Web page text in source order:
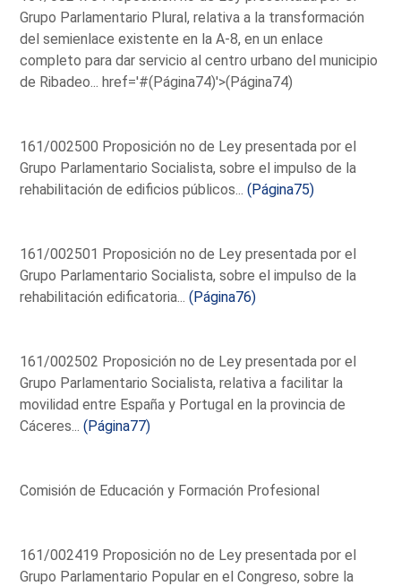
Grupo Parlamentario Plural, relativa a la transformación
del semienlace existente en la A-8, en un enlace
completo para dar servicio al centro urbano del municipio
de Ribadeo...href='#(Página74)'>(Página74)
161/002500 Proposición no de Ley presentada por el
Grupo Parlamentario Socialista, sobre el impulso de la
rehabilitación de edificios públicos...(Página75)
161/002501 Proposición no de Ley presentada por el
Grupo Parlamentario Socialista, sobre el impulso de la
rehabilitación edificatoria...(Página76)
161/002502 Proposición no de Ley presentada por el
Grupo Parlamentario Socialista, relativa a facilitar la
movilidad entre España y Portugal en la provincia de
Cáceres...(Página77)
Comisión de Educación y Formación Profesional
161/002419 Proposición no de Ley presentada por el
Grupo Parlamentario Popular en el Congreso, sobre la